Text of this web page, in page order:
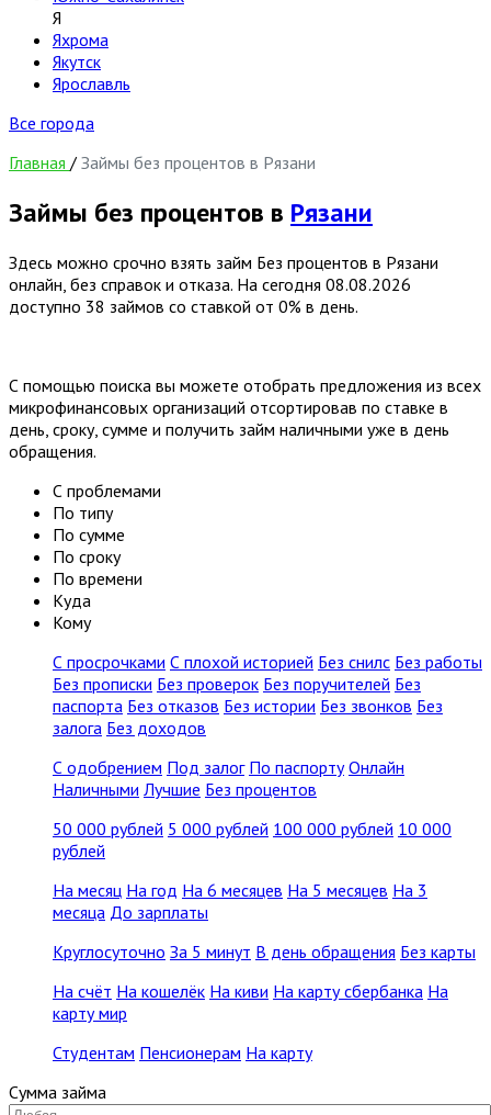
Я
Яхрома
Якутск
Ярославль
Все города
Главная / Займы без процентов в Рязани
Займы без процентов в Рязани
Здесь можно срочно взять займ Без процентов в Рязани
онлайн, без справок и отказа. На сегодня 08.08.2026
доступно 38 займов со ставкой от 0% в день.
С помощью поиска вы можете отобрать предложения из всех
микрофинансовых организаций отсортировав по ставке в
день, сроку, сумме и получить займ наличными уже в день
обращения.
С проблемами
По типу
По сумме
По сроку
По времени
Куда
Кому
С просрочками С плохой историей Без снилс Без работы
Без прописки Без проверок Без поручителей Без
паспорта Без отказов Без истории Без звонков Без
залога Без доходов
С одобрением Под залог По паспорту Онлайн
Наличными Лучшие Без процентов
50 000 рублей 5 000 рублей 100 000 рублей 10 000
рублей
На месяц На год На 6 месяцев На 5 месяцев На 3
месяца До зарплаты
Круглосуточно За 5 минут В день обращения Без карты
На счёт На кошелёк На киви На карту сбербанка На
карту мир
Студентам Пенсионерам На карту
Сумма займа